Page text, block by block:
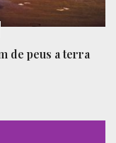
de peus a terra